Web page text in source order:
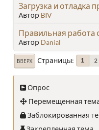
Загрузка и отладка
Автор BIV
Правильная работа
Автор Danial
ВВЕРХ Страницы 1 2
Опрос
Перемещенная
Заблокированная